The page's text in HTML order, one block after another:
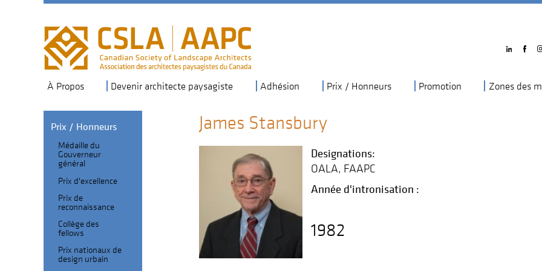
À Propos Devenir architecte paysagiste Adhésion Prix / Honneurs Promotion Zones des
James Stansbury
Designations:
OALA FAAPC
Année d'intronisation :
1982
Section
Header
Prix / Honneurs
Fellows
sub-
navigation
Médaille du
Gouverneur
général
Prix d'excellence
Prix de
reconnaissance
Collège des
fellows
Prix nationaux de
design urbain